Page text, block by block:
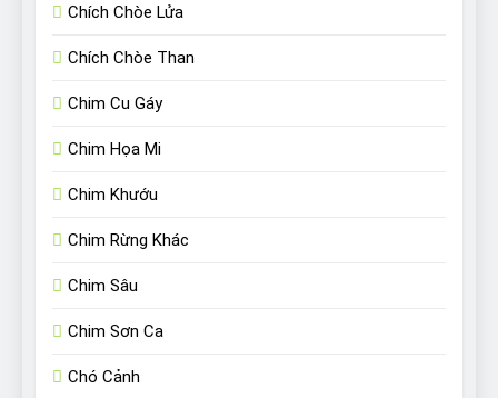
Chích Chòe Lửa
Chích Chòe Than
Chim Cu Gáy
Chim Họa Mi
Chim Khướu
Chim Rừng Khác
Chim Sâu
Chim Sơn Ca
Chó Cảnh